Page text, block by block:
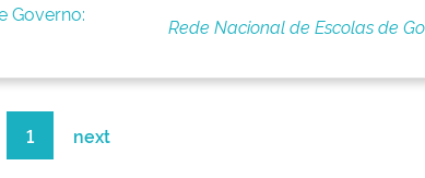
Governo:
Rede Nacional de Escolas de
1 next